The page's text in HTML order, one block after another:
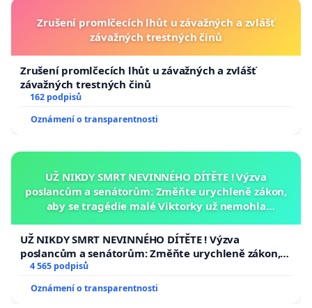
Zrušení promlčecích lhůt u závažných a zvlášť
závažných trestných činů
Zrušení promlčecích lhůt u závažných a zvlášť
závažných trestných činů
162 podpisů
Oznámení o transparentnosti
UŽ NIKDY SMRT NEVINNÉHO DÍTĚTE ! Výzva
poslancům a senátorům: Změňte urychleně zákon,
aby se tragédie malé Viktorky už nemohla
UŽ NIKDY SMRT NEVINNÉHO DÍTĚTE ! Výzva
poslancům a senátorům: Změňte urychleně zákon,
aby se tragédie malé Viktorky už nemohla opakovat!
4 565 podpisů
Oznámení o transparentnosti